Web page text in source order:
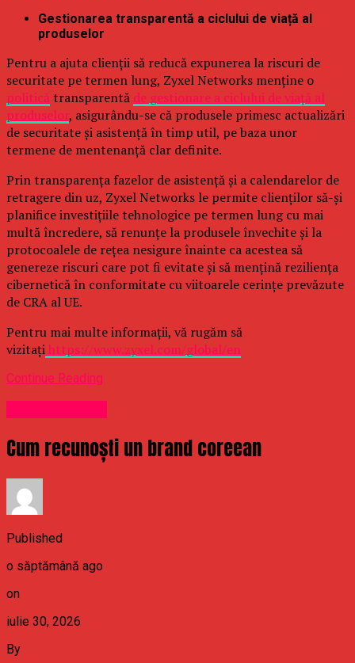
Gestionarea transparentă a ciclului de viață al
produselor
Pentru a ajuta clienții să reducă expunerea la riscuri de
securitate pe termen lung, Zyxel Networks menține o
politică transparentă de gestionare a ciclului de viață al
produselor, asigurându-se că produsele primesc actualizări
de securitate și asistență în timp util, pe baza unor
termene de mentenanță clar definite.
Prin transparența fazelor de asistență și a calendarelor de
retragere din uz, Zyxel Networks le permite clienților să-și
planifice investițiile tehnologice pe termen lung cu mai
multă încredere, să renunțe la produsele învechite și la
protocoalele de rețea nesigure înainte ca acestea să
genereze riscuri care pot fi evitate și să mențină reziliența
cibernetică în conformitate cu viitoarele cerințe prevăzute
de CRA al UE.
Pentru mai multe informații, vă rugăm să
vizitațihttps://www.zyxel.com/global/en
Continue Reading
Cum recunoști un brand coreean
Published
o săptămână ago
on
iulie 30, 2026
By